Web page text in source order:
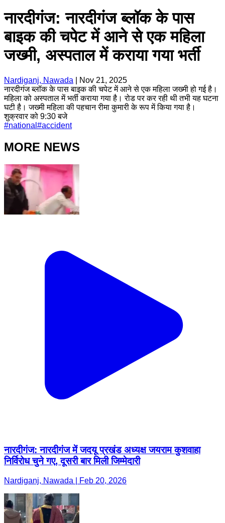
नारदीगंज: नारदीगंज ब्लॉक के पास
बाइक की चपेट में आने से एक महिला
जख्मी, अस्पताल में कराया गया भर्ती
Nardiganj, Nawada
Nov 21, 2025
नारदीगंज ब्लॉक के पास बाइक की चपेट में आने से एक महिला जख्मी हो गई है।
महिला को अस्पताल में भर्ती कराया गया है। रोड पर कर रही थी तभी यह घटना
घटी है। जख्मी महिला की पहचान रीमा कुमारी के रूप में किया गया है।
शुक्रवार को 9:30 बजे
#national #accident
MORE NEWS
नारदीगंज: नारदीगंज में जदयू प्रखंड अध्यक्ष जयराम कुशवाहा
निर्विरोध चुने गए, दूसरी बार मिली जिम्मेदारी
Nardiganj, Nawada | Feb 20, 2026